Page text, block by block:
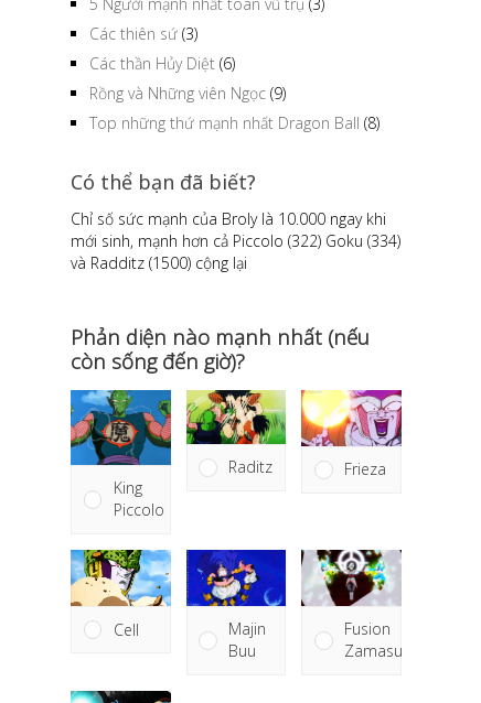
Các thiên sứ (3)
Các thần Hủy Diệt (6)
Rồng và Những viên Ngọc (9)
Top những thứ mạnh nhất Dragon Ball (8)
Có thể bạn đã biết?
Chỉ số sức mạnh của Broly là 10.000 ngay khi
mới sinh, mạnh hơn cả Piccolo (322) Goku (334)
và Radditz (1500) cộng lại
Phản diện nào mạnh nhất (nếu
còn sống đến giờ)?
King
Piccolo
Raditz Frieza
Cell
Majin
Buu
Fusion
Zamasu